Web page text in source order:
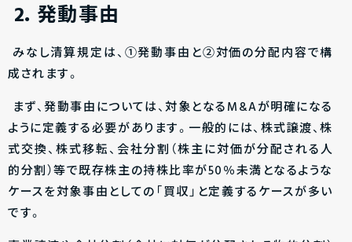
2．発動事由
みなし清算規定は、①発動事由と②対価の分配内容で構
成されます。
まず、発動事由については、対象となるM&Aが明確になる
ように定義する必要があります。一般的には、株式譲渡、株
式交換、株式移転、会社分割（株主に対価が分配される人
的分割）等で既存株主の持株比率が50％未満となるような
ケースを対象事由としての「買収」と定義するケースが多い
です。